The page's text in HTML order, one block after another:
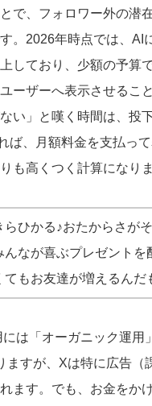
で、フォロワー外の潜
。2026年時点では、AI
しており、少額の予算
ーザーへ表示させるこ
い」と嘆く時間は、投
ば、月額料金を支払っ
も高くつく計算になりま
らひかる♪おたからさが
んなが喜ぶプレゼントを
てもお友達が増えるんだ
は「オーガニック運用
ますが、Xは特に広告（
ます。でも、お金をか